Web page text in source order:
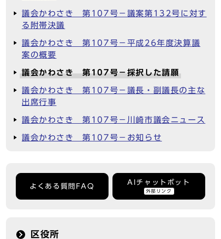
議会かわさき 第107号－議案第132号に対す
る附帯決議
議会かわさき 第107号－平成26年度決算議
案の概要
議会かわさき 第107号－採択した請願
議会かわさき 第107号－議長・副議長の主な
出席行事
議会かわさき 第107号－川崎市議会ニュース
議会かわさき 第107号－お知らせ
よくある質問FAQ
AIチャットボット
外部リンク
区役所